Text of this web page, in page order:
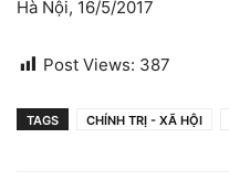
Hà Nội, 16/5/2017
Post Views: 387
TAGS CHÍNH TRỊ - XÃ HỘI